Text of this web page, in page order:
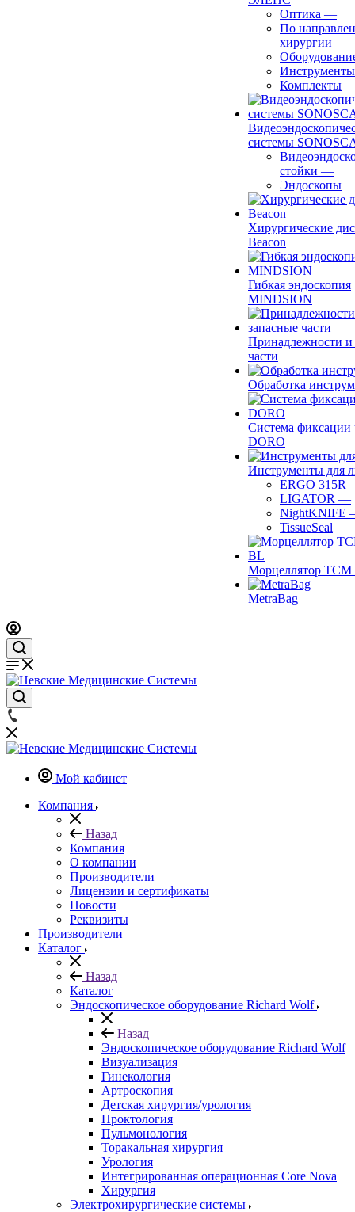
Оптика —
По
хирургии —
Инструменты
Комплекты
системы
стойки —
Эндоскопы
Хирургические
Beacon
Гибкая эндоскопия
MINDSION
Принадлежности и
части
Обработка
Система фиксации
DORO
Инструменты для
ERGO 315R
LIGATOR —
NightKNIFE
TissueSeal
Морцеллятор ТСМ
MetraBag
Мой кабинет
Компания
Назад
Компания
О компании
Производители
Лицензии и сертификаты
Новости
Реквизиты
Производители
Каталог
Назад
Каталог
Эндоскопическое оборудование Richard Wolf
Назад
Эндоскопическое оборудование Richard Wolf
Визуализация
Гинекология
Артроскопия
Детская хирургия/урология
Проктология
Пульмонология
Торакальная хирургия
Урология
Интегрированная операционная Core Nova
Хирургия
Электрохирургические системы